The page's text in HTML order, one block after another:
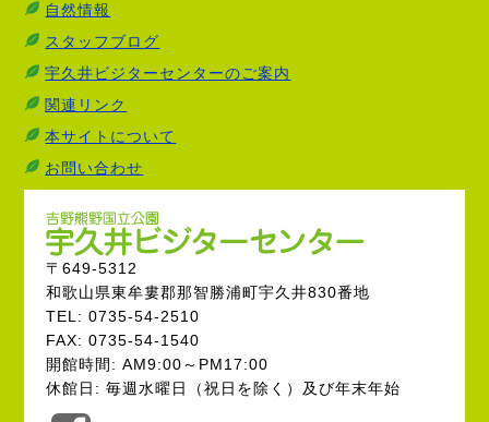
自然情報
スタッフブログ
宇久井ビジターセンターのご案内
関連リンク
本サイトについて
お問い合わせ
〒649-5312
和歌山県東牟婁郡那智勝浦町宇久井830番地
TEL: 0735-54-2510
FAX: 0735-54-1540
開館時間: AM9:00～PM17:00
休館日: 毎週水曜日（祝日を除く）及び年末年始